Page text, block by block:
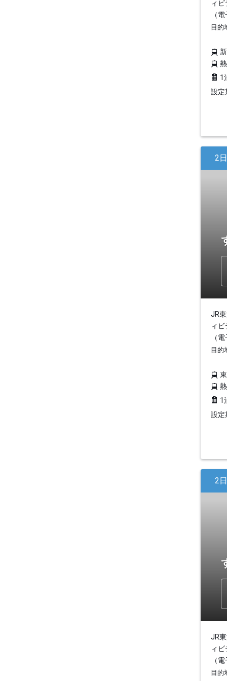
ィ
（
目的
1
設
2
JR
ィ
（
目的
1
設
2
JR
ィ
（
目的